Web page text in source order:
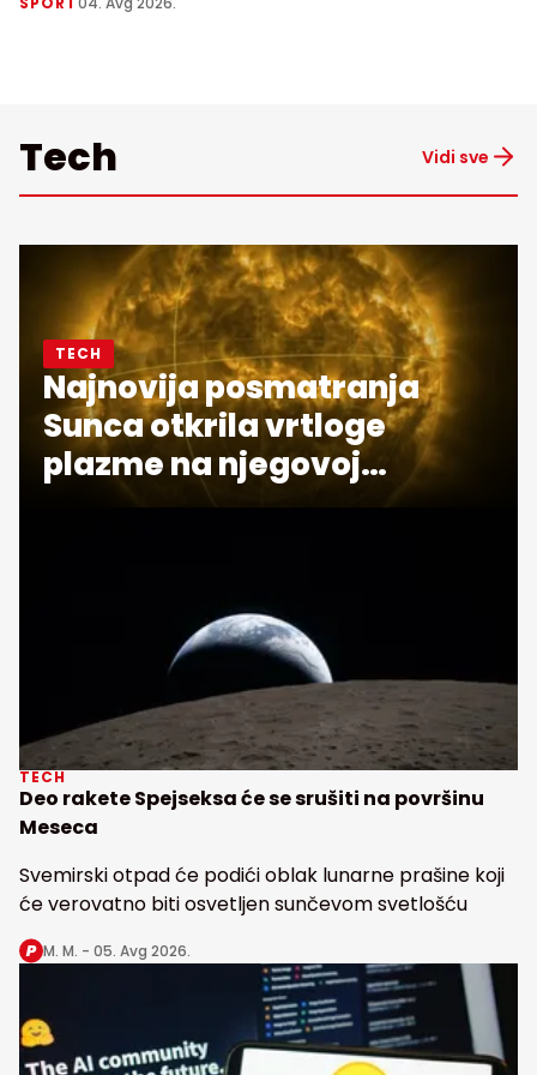
Tech Vidi sve
TECH
Najnovija posmatranja
Sunca otkrila vrtloge
plazme na njegovoj
površini
TECH
Deo rakete Spejseksa će se srušiti na površinu
Meseca
Svemirski otpad će podići oblak lunarne prašine koji
će verovatno biti osvetljen sunčevom svetlošću
M. M. - 05. Avg 2026.